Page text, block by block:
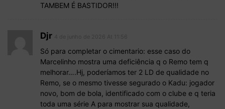
TAMBEM É BASTIDOR!!!
Djr
Só para completar o cimentario: esse caso do
Marcelinho mostra uma deficiência q o Remo tem q
melhorar….Hj, poderíamos ter 2 LD de qualidade no
Remo, se o mesmo tivesse segurado o Kadu: jogador
novo, bom de bola, identificado com o clube e q teria
toda uma série A para mostrar sua qualidade,